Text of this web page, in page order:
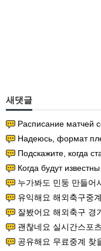
새댓글
Расписание матчей
Надеюсь, формат плей-
Подскажите, когда
Когда будут известны
누가봐도 민둥 만들어서 탈북하는것들이나 뭔
유익해요 해외축구중계 링크 찾기 쉬워서
잘봤어요 해외축구 경기 일정 한눈에 보
괜찮네요 실시간스포츠 정보 확인하기
공유해요 무료중계 찾을 때 여기가 제일 편